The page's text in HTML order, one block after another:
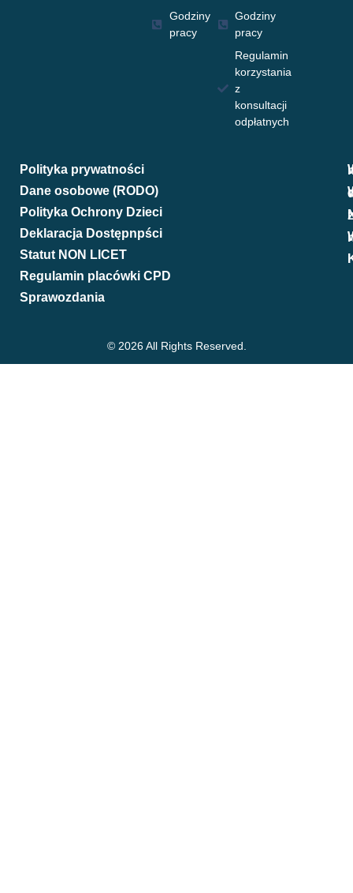
Godziny
pracy
Godziny
pracy
Regulamin
korzystania
z
konsultacji
odpłatnych
Polityka prywatności
Dane osobowe (RODO)
Polityka Ochrony Dzieci
Deklaracja Dostępnpści
Statut NON LICET
Regulamin placówki CPD
Sprawozdania
© 2026 All Rights Reserved.